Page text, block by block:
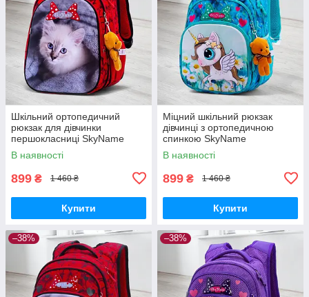
Шкільний ортопедичний
рюкзак для дівчинки
першокласниці SkyName
червоний з котиком/
Водонепроникний портфель
В наявності
899 ₴ 1 460 ₴
Купити
Міцний шкільний рюкзак
дівчинці з ортопедичною
спинкою SkyName
"Єдиноріг"/ Водонепроникний
блакитний портфель для
В наявності
899 ₴ 1 460 ₴
Купити
–38% –38%